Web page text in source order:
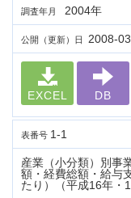
調査年月 2004年
公開（更新）日 2008-
EXCEL DB
表番号 1-1
産業（小分類）別事
額・経費総額・給与
たり）（平成16年・